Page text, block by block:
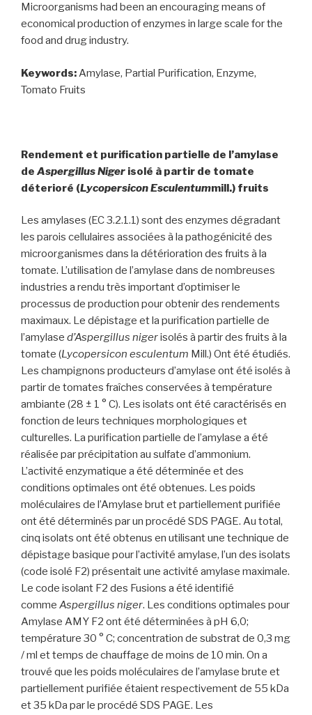
Microorganisms had been an encouraging means of
economical production of enzymes in large scale for the
food and drug industry.
Keywords:Amylase, Partial Purification, Enzyme,
Tomato Fruits
Rendement et purification partielle de l’amylase
de Aspergillus Niger isolé à partir de tomate
déterioré (Lycopersicon Esculentummill.) fruits
Les amylases (EC 3.2.1.1) sont des enzymes dégradant
les parois cellulaires associées à la pathogénicité des
microorganismes dans la détérioration des fruits à la
tomate. L’utilisation de l’amylase dans de nombreuses
industries a rendu très important d’optimiser le
processus de production pour obtenir des rendements
maximaux. Le dépistage et la purification partielle de
l’amylase d’Aspergillus nigerisolés à partir des fruits à la
tomate (Lycopersicon esculentum Mill.) Ont été étudiés.
Les champignons producteurs d’amylase ont été isolés à
partir de tomates fraîches conservées à température
ambiante (28 ± 1 ° C). Les isolats ont été caractérisés en
fonction de leurs techniques morphologiques et
culturelles. La purification partielle de l’amylase a été
réalisée par précipitation au sulfate d’ammonium.
L’activité enzymatique a été déterminée et des
conditions optimales ont été obtenues. Les poids
moléculaires de l’Amylase brut et partiellement purifiée
ont été déterminés par un procédé SDS PAGE. Au total,
cinq isolats ont été obtenus en utilisant une technique de
dépistage basique pour l’activité amylase, l’un des isolats
(code isolé F2) présentait une activité amylase maximale.
Le code isolant F2 des Fusions a été identifié
comme Aspergillus niger. Les conditions optimales pour
Amylase AMY F2 ont été déterminées à pH 6,0;
température 30 ° C; concentration de substrat de 0,3 mg
/ ml et temps de chauffage de moins de 10 min. On a
trouvé que les poids moléculaires de l’amylase brute et
partiellement purifiée étaient respectivement de 55 kDa
et 35 kDa par le procédé SDS PAGE. Les